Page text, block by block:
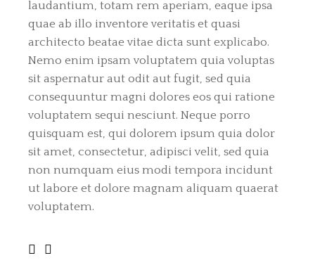
laudantium, totam rem aperiam, eaque ipsa
quae ab illo inventore veritatis et quasi
architecto beatae vitae dicta sunt explicabo.
Nemo enim ipsam voluptatem quia voluptas
sit aspernatur aut odit aut fugit, sed quia
consequuntur magni dolores eos qui ratione
voluptatem sequi nesciunt. Neque porro
quisquam est, qui dolorem ipsum quia dolor
sit amet, consectetur, adipisci velit, sed quia
non numquam eius modi tempora incidunt
ut labore et dolore magnam aliquam quaerat
voluptatem.